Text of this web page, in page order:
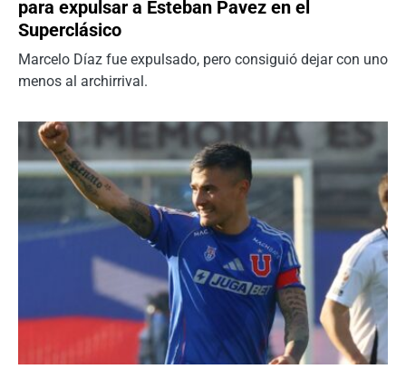
para expulsar a Esteban Pavez en el
Superclásico
Marcelo Díaz fue expulsado, pero consiguió dejar con uno
menos al archirrival.